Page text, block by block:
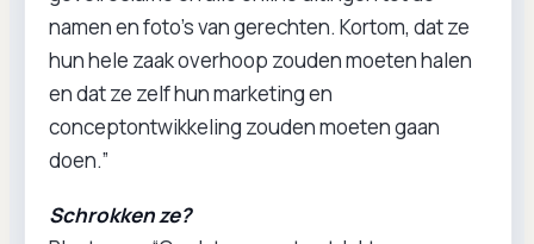
namen en foto’s van gerechten. Kortom, dat ze
hun hele zaak overhoop zouden moeten halen
en dat ze zelf hun marketing en
conceptontwikkeling zouden moeten gaan
doen.”
Schrokken ze?